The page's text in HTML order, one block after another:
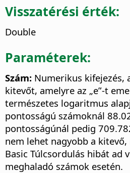
Visszatérési érték:
Double
Paraméterek:
Szám: Numerikus kifejezés,
kitevőt, amelyre az „e”-t
természetes logaritmus
pontosságú számoknál
pontosságúnál pedig
nem lehet nagyobb a
Basic Túlcsordulás hibát ad
meghaladó számok esetén.